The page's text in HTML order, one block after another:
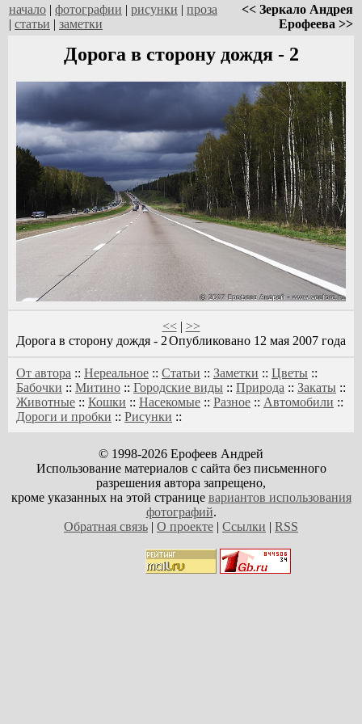
начало | фотографии | рисунки | проза
| статьи | заметки
<< Зеркало Андрея
Ерофеева >>
Дорога в сторону дождя - 2
<<| >>
Дорога в сторону дождя - 2Опубликовано 12 мая 2007 года
От автора :: Нереальное :: Статьи :: Заметки :: Цветы ::
Бабочки :: Митино :: Городские виды :: Природа :: Закаты ::
Животные :: Кошки :: Насекомые :: Разное :: Автомобили ::
Дороги и пробки :: Рисунки ::
© 1998-2026 Ерофеев Андрей
Использование материалов с сайта без письменного
разрешения автора запрещено,
кроме указанных на этой странице вариантов использования
фотографий.
Обратная связь | О проекте | Ссылки | RSS